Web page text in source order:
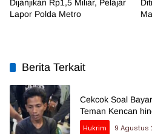
Dijanjikan Rp1,5 Miliar, Pelajar
Lapor Polda Metro
Berita Terkait
Cekcok Soal
Teman Kencan
Hukrim
9 Agustus